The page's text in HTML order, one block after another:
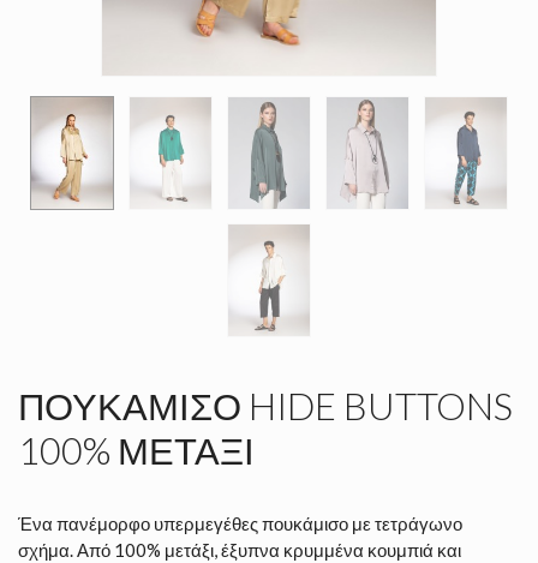
ΠΟΥΚΆΜΙΣΟ HIDE BUTTONS
100% ΜΕΤΆΞΙ
Ένα πανέμορφο υπερμεγέθες πουκάμισο με τετράγωνο
σχήμα. Από 100% μετάξι, έξυπνα κρυμμένα κουμπιά και